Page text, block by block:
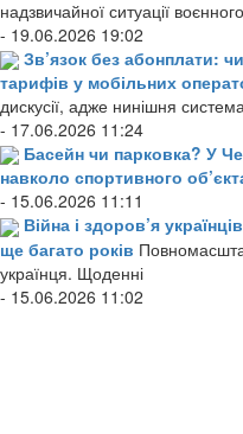
надзвичайної ситуації
- 19.06.2026 19:02
Зв’язок без абонплати:
тарифів у мобільних
дискусії, адже нинішня система
- 17.06.2026 11:24
Басейн чи парковка? У
навколо спортивного
- 15.06.2026 11:11
Війна і здоров’я
ще багато років
українця. Щоденні
- 15.06.2026 11:02